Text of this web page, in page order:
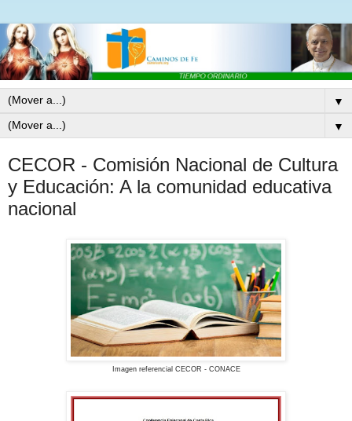
▼
▼
CECOR - Comisión Nacional de Cultura
y Educación: A la comunidad educativa
nacional
Imagen referencial CECOR - CONACE